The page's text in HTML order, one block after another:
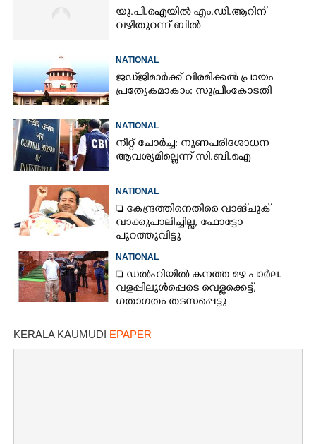
യു.പി.ഐയിൽ എം.ഡി.ആറിന്
വഴിതുറന്ന് ബിൽ
NATIONAL
ജഡ്‌ജിമാർക്ക് വിരമിക്കൽ പ്രായം
പ്രത്യേകമാകാം: സുപ്രീംകോടതി
NATIONAL
നീറ്റ് ചോർച്ച: നുണപരിശോധന
ആവശ്യമില്ലെന്ന് സി.ബി.ഐ
NATIONAL
 കേന്ദ്രത്തിനെതിരെ വാങ്‌ചുക്
വാക്കുപാലിച്ചില്ല, ഫോട്ടോ
പുറത്തുവിട്ടു
NATIONAL
 ഡൽഹിയിൽ കനത്ത മഴ പാർല.
വളപ്പിലുൾപ്പെടെ വെള്ളക്കെട്ട്,
ഗതാഗതം തടസപ്പെട്ടു
KERALA KAUMUDI EPAPER